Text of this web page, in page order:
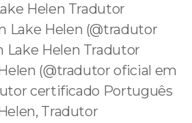
Helen Tradutor
Lake Helen (@tradutor
Lake Helen Tradutor
(@tradutor oficial em
certificado Português
Tradutor